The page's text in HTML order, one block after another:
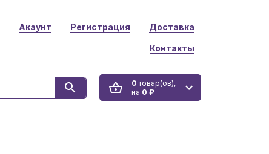
Акаунт Регистрация Доставка
Контакты
0 товар(ов),
на 0 ₽